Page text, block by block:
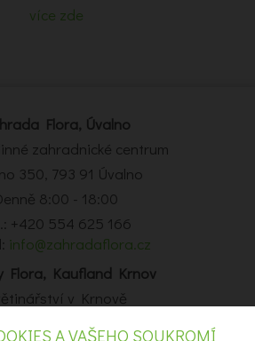
více zde
Flora, Úvalno
zahradnické centrum
350, 793 91 Úvalno
8:00 - 18:00
+420 554 625 166
info@zahradaflora.cz
Flora, Kaufland Krnov
v Krnově
Krnov, Opavská 14, Krnov
A VAŠEHO SOUKROMÍ